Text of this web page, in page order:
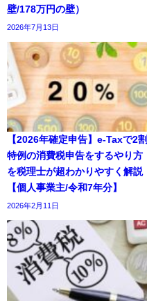
壁/178万円の壁）
2026年7月13日
【2026年確定申告】e-Taxで2割
特例の消費税申告をするやり方
を税理士が超わかりやすく解説
【個人事業主/令和7年分】
2026年2月11日